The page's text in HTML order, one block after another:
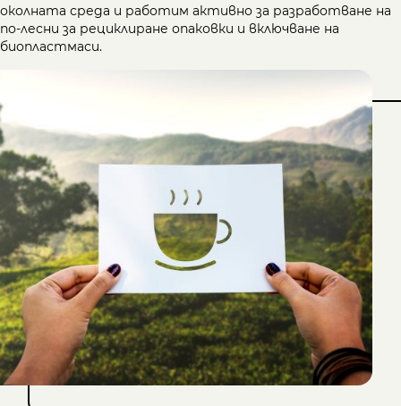
околната среда и работим активно за разработване на
по-лесни за рециклиране опаковки и включване на
биопластмаси.